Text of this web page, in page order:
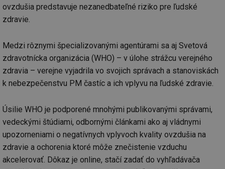
ovzdušia predstavuje nezanedbateľné riziko pre ľudské
zdravie.
Medzi rôznymi špecializovanými agentúrami sa aj Svetová
zdravotnícka organizácia (WHO) – v úlohe strážcu verejného
zdravia – verejne vyjadrila vo svojich správach a stanoviskách
k nebezpečenstvu PM častíc a ich vplyvu na ľudské zdravie.
Úsilie WHO je podporené mnohými publikovanými správami,
vedeckými štúdiami, odbornými článkami ako aj vládnymi
upozorneniami o negatívnych vplyvoch kvality ovzdušia na
zdravie a ochorenia ktoré môže znečistenie vzduchu
akcelerovať. Dôkaz je online, stačí zadať do vyhľadávača